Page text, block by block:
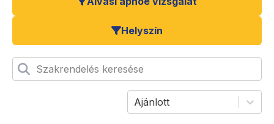
Helyszín
Szakrendelés keresése
Ajánlott